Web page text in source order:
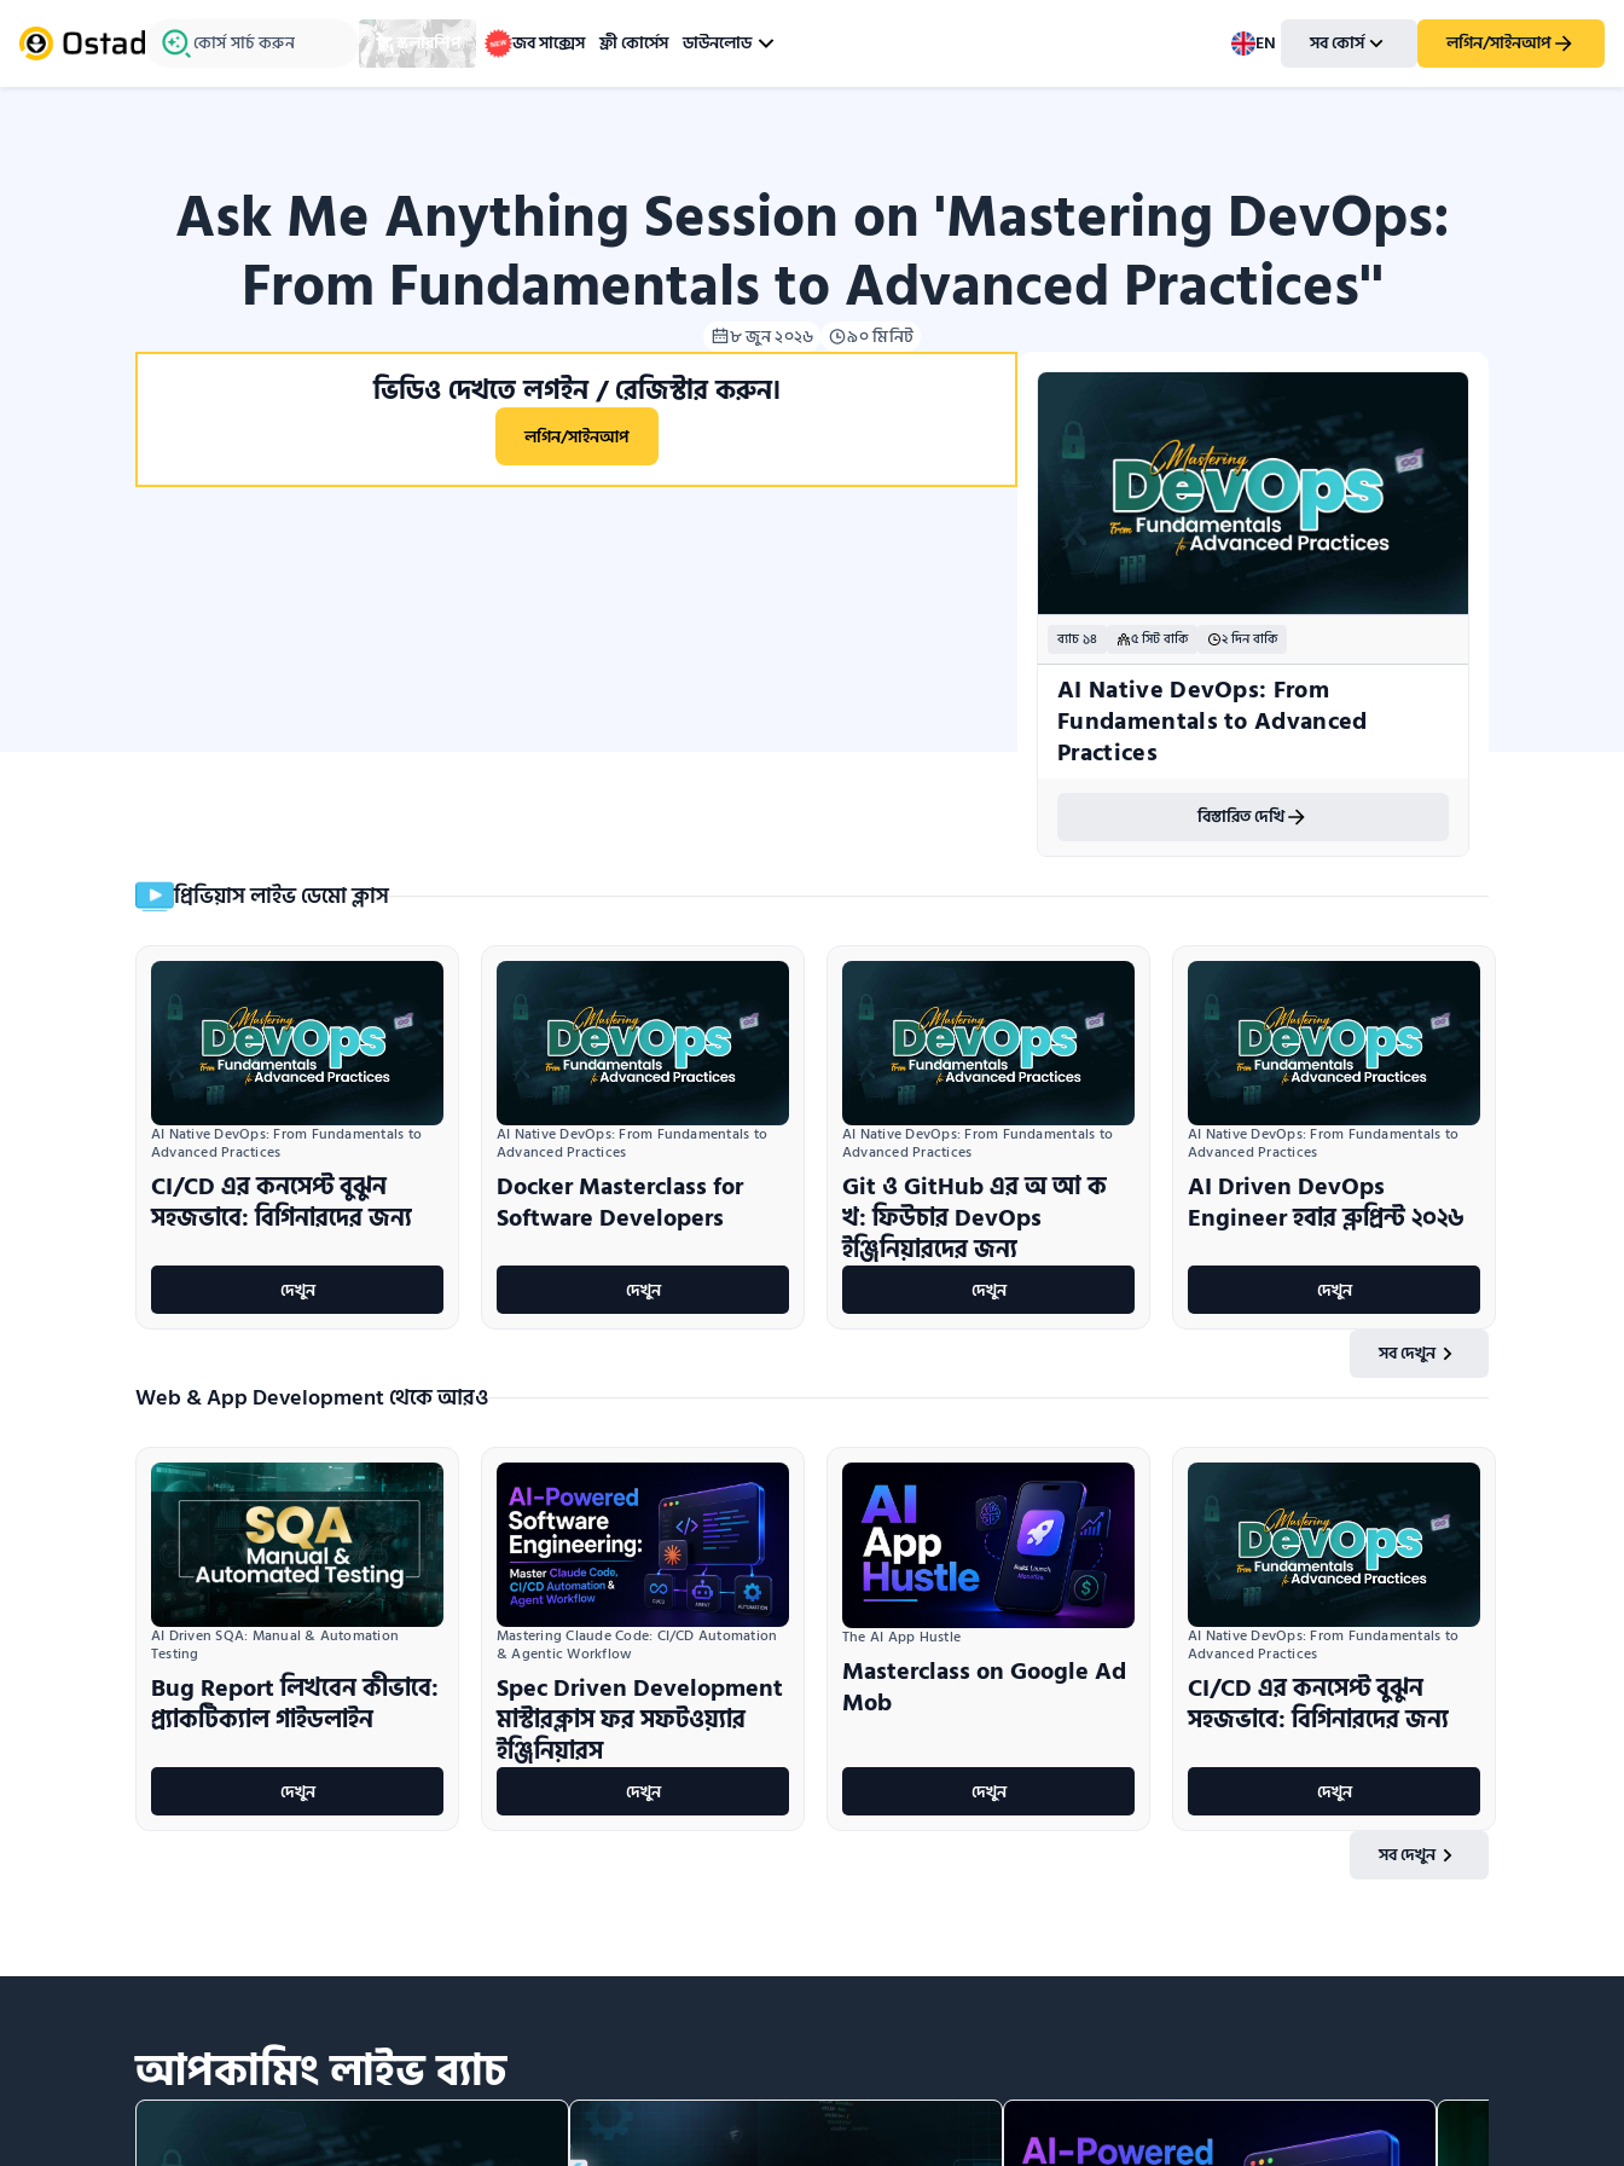
কোর্স সার্চ করুন স্কলারশিপ জব সাক্সেস ফ্রী কোর্সেস ডাউনলোড EN সব কোর্স লগিন/সাইনআপ
Ask Me Anything Session on 'Mastering DevOps:
From Fundamentals to Advanced Practices''
৮ জুন ২০২৬ ৯০ মিনিট
ভিডিও দেখতে লগইন / রেজিস্টার করুন।
লগিন/সাইনআপ
ব্যাচ ১৪ ৫ সিট বাকি ২ দিন বাকি
AI Native DevOps: From
Fundamentals to Advanced
Practices
বিস্তারিত দেখি
প্রিভিয়াস লাইভ ডেমো ক্লাস
AI Native DevOps: From Fundamentals to
Advanced Practices
CI/CD এর কনসেপ্ট বুঝুন
সহজভাবে: বিগিনারদের জন্য
দেখুন
AI Native DevOps: From Fundamentals to
Advanced Practices
Docker Masterclass for
Software Developers
দেখুন
AI Native DevOps: From Fundamentals to
Advanced Practices
Git ও GitHub এর অ আ ক
খ: ফিউচার DevOps
ইঞ্জিনিয়ারদের জন্য
দেখুন
AI Native DevOps: From Fundamentals to
Advanced Practices
AI Driven DevOps
Engineer হবার ব্লুপ্রিন্ট ২০২৬
দেখুন
সব দেখুন
Web & App Development থেকে আরও
AI Driven SQA: Manual & Automation
Testing
Bug Report লিখবেন কীভাবে:
প্র্যাকটিক্যাল গাইডলাইন
দেখুন
Mastering Claude Code: CI/CD Automation
& Agentic Workflow
Spec Driven Development
মাস্টারক্লাস ফর সফটওয়্যার
ইঞ্জিনিয়ারস
দেখুন
The AI App Hustle
Masterclass on Google Ad
Mob
দেখুন
AI Native DevOps: From Fundamentals to
Advanced Practices
CI/CD এর কনসেপ্ট বুঝুন
সহজভাবে: বিগিনারদের জন্য
দেখুন
সব দেখুন
আপকামিংলাইভব্যাচ